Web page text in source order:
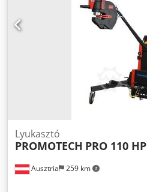
Ausztria 259 km
Lyukasztó
PROMOTECH PRO 110 HP